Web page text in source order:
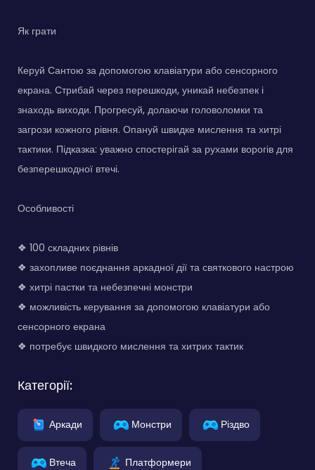
Як грати
Керуй Сантою за допомогою клавіатури або сенсорного
екрана. Стрибай через перешкоди, уникай небезпек і
знаходь виходи. Прогресуй, долаючи головоломки та
загрози кожного рівня. Опануй швидке мислення та хитрі
тактики. Підказка: уважно спостерігай за рухами ворогів для
безперешкодної втечі.
Особливості
❖ 100 складних рівнів
❖ захопливе поєднання аркадної дії та святкового настрою
❖ хитрі пастки та небезпечні монстри
❖ можливість керування за допомогою клавіатури або
сенсорного екрана
❖ потребує швидкого мислення та хитрих тактик
Категорії:
Аркади Монстри Різдво
Втеча Платформери